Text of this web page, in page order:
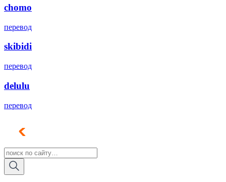
chomo
перевод
skibidi
перевод
delulu
перевод